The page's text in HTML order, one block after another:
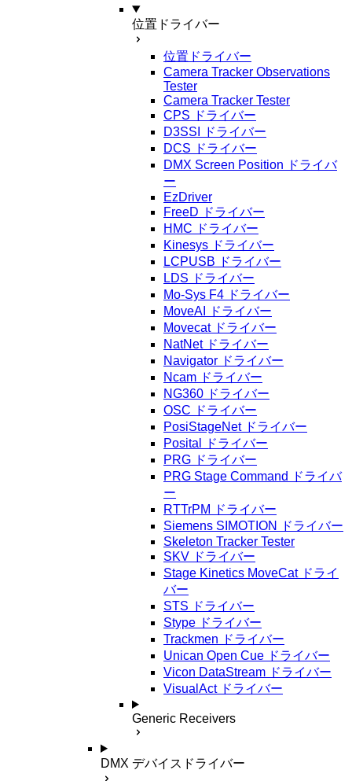
位置ドライバー
位置ドライバー
Camera Tracker Observations
Tester
Camera Tracker Tester
CPS ドライバー
D3SSI ドライバー
DCS ドライバー
DMX Screen Position ドライバ
ー
EzDriver
FreeD ドライバー
HMC ドライバー
Kinesys ドライバー
LCPUSB ドライバー
LDS ドライバー
Mo-Sys F4 ドライバー
MoveAI ドライバー
Movecat ドライバー
NatNet ドライバー
Navigator ドライバー
Ncam ドライバー
NG360 ドライバー
OSC ドライバー
PosiStageNet ドライバー
Posital ドライバー
PRG ドライバー
PRG Stage Command ドライバ
ー
RTTrPM ドライバー
Siemens SIMOTION ドライバー
Skeleton Tracker Tester
SKV ドライバー
Stage Kinetics MoveCat ドライ
バー
STS ドライバー
Stype ドライバー
Trackmen ドライバー
Unican Open Cue ドライバー
Vicon DataStream ドライバー
VisualAct ドライバー
Generic Receivers
DMX デバイスドライバー